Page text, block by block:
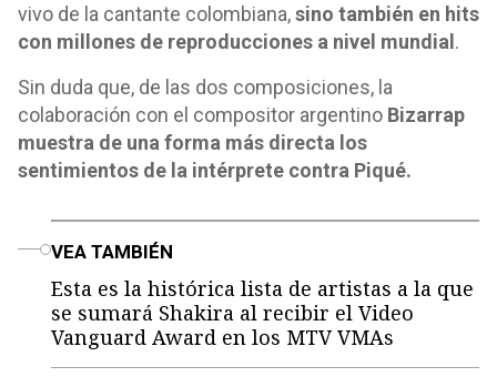
vivo de la cantante colombiana,sino también en hits
con millones de reproducciones a nivel mundial .
Sin duda que, de las dos composiciones, la
colaboración con el compositor argentino Bizarrap
muestra de una forma más directa los
sentimientos de la intérprete contra Piqué.
VEA TAMBIÉN
Esta es la histórica lista de artistas a la que
se sumará Shakira al recibir el Video
Vanguard Award en los MTV VMAs